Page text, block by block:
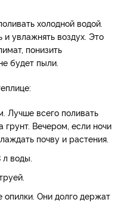
холодной водой.
и увлажнять воздух. Это
понизить
будет пыли.
Лучше всего поливать
Вечером, если ночи
почву и растения.
воды.
Они долго держат